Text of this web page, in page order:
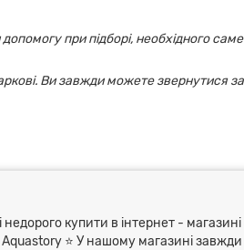
при підборі, необхідного
Ви завжди можете звернутися за
купити в інтернет - магазині
Aquastory ⭐ У нашому магазині завжди